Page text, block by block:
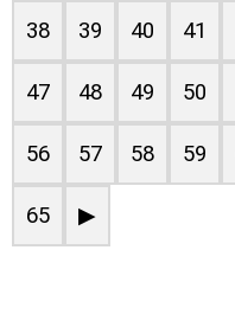
38 39 40 41
47 48 49 50
56 57 58 59
65 ▶